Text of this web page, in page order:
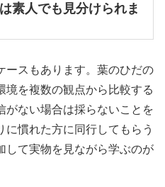
素人でも見分けられま
ースもあります。葉のひだの
境を複数の観点から比較する
がない場合は採らないことを
慣れた方に同行してもらう
して実物を見ながら学ぶのが